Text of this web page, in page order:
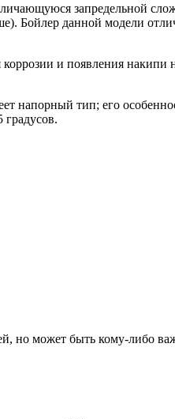
запредельной
Бойлер данной модели
и появления накипи
тип; его
но может быть кому-либо